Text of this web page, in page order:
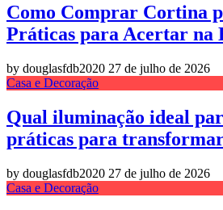
Como Comprar Cortina
Práticas para Acertar na
by douglasfdb2020 27 de julho de 2026
Casa e Decoração
Qual iluminação ideal
práticas para transformar
by douglasfdb2020 27 de julho de 2026
Casa e Decoração